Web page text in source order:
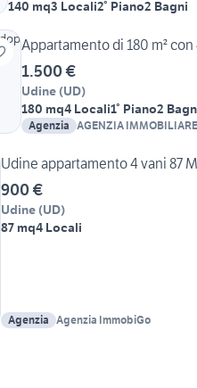
140 mq3 Locali2° Piano2 Bagni
Appartamento di 180 m²
1.500 €
Udine (UD)
180 mq4 Locali1° Piano2
Agenzia AGENZIA
Udine appartamento 4 vani 87
900 €
Udine (UD)
87 mq4 Locali
Agenzia Agenzia ImmobiGo